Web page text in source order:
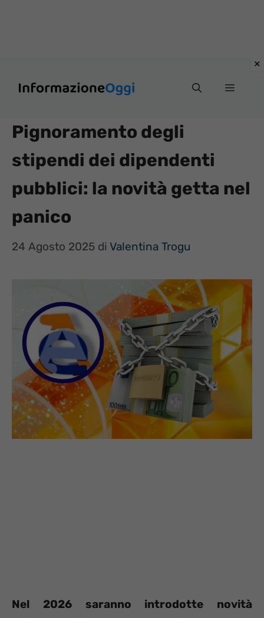
Menu
Pignoramento degli
stipendi dei dipendenti
pubblici: la novità getta nel
panico
24 Agosto 2025 di Valentina Trogu
Nel 2026 saranno introdotte novità